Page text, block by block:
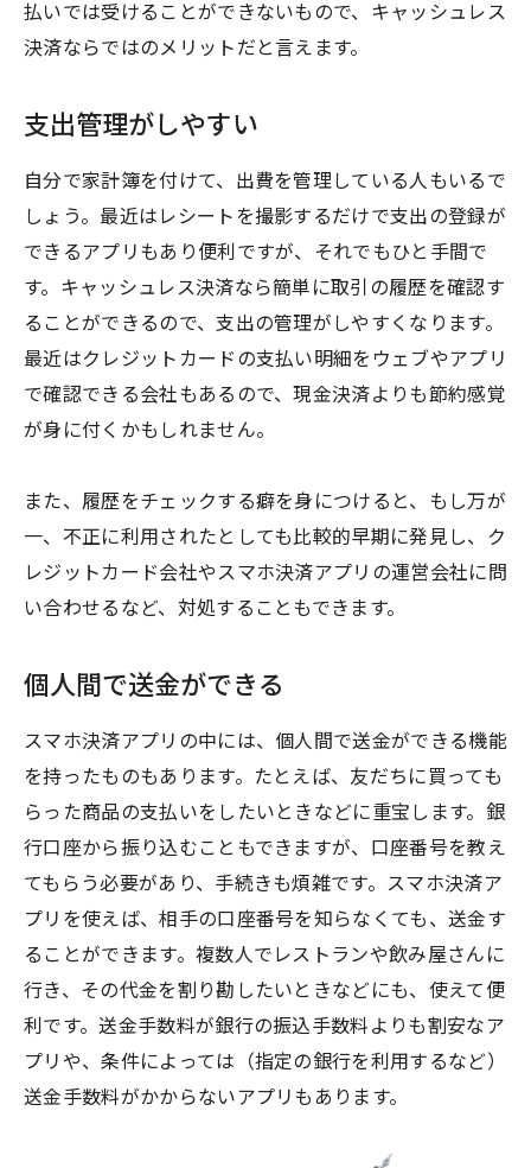
払いでは受けることができないもので、キャッシュレス
決済ならではのメリットだと言えます。
支出管理がしやすい
自分で家計簿を付けて、出費を管理している人もいるで
しょう。最近はレシートを撮影するだけで支出の登録が
できるアプリもあり便利ですが、それでもひと手間で
す。キャッシュレス決済なら簡単に取引の履歴を確認す
ることができるので、支出の管理がしやすくなります。
最近はクレジットカードの支払い明細をウェブやアプリ
で確認できる会社もあるので、現金決済よりも節約感覚
が身に付くかもしれません。
また、履歴をチェックする癖を身につけると、もし万が
一、不正に利用されたとしても比較的早期に発見し、ク
レジットカード会社やスマホ決済アプリの運営会社に問
い合わせるなど、対処することもできます。
個人間で送金ができる
スマホ決済アプリの中には、個人間で送金ができる機能
を持ったものもあります。たとえば、友だちに買っても
らった商品の支払いをしたいときなどに重宝します。銀
行口座から振り込むこともできますが、口座番号を教え
てもらう必要があり、手続きも煩雑です。スマホ決済ア
プリを使えば、相手の口座番号を知らなくても、送金す
ることができます。複数人でレストランや飲み屋さんに
行き、その代金を割り勘したいときなどにも、使えて便
利です。送金手数料が銀行の振込手数料よりも割安なア
プリや、条件によっては（指定の銀行を利用するなど）
送金手数料がかからないアプリもあります。